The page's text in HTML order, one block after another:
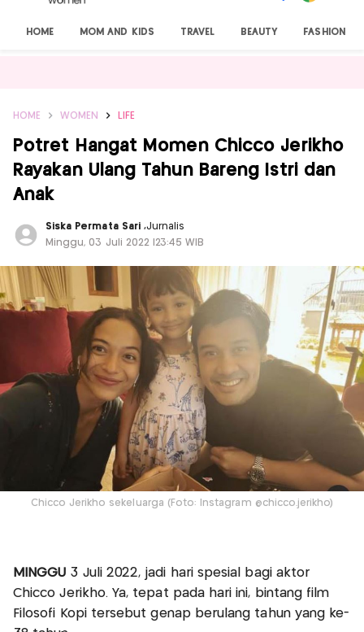
HOME MOM AND KIDS TRAVEL BEAUTY FASHION
HOME WOMEN LIFE
Potret Hangat Momen Chicco Jerikho
Rayakan Ulang Tahun Bareng Istri dan
Anak
Siska Permata Sari ,Jurnalis
Minggu, 03 Juli 2022 |23:45 WIB
Chicco Jerikho sekeluarga (Foto: Instagram @chicco.jerikho)
MINGGU 3 Juli 2022, jadi hari spesial bagi aktor
Chicco Jerikho. Ya, tepat pada hari ini, bintang film
Filosofi Kopi tersebut genap berulang tahun yang ke-